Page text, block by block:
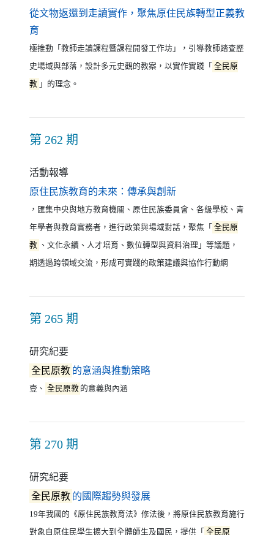
從文物返還到走讀實作，聚焦原住民族轉型正義教
育
極推動「教師走讀課程暨課程開發工作坊」，引導教師踏查歷
史場域與部落，設計多元史觀的教案，以實作實踐「 全民原
教 」的理念。
第 262 期
活動報導
原住民族教育的未來：傳承與創新（另開新視窗）
，匯集中央與地方教育機關、原住民族委員會、各級學校、青
年學者與教育實務者，進行政策與場域對話，聚焦「 全民原
教 、文化永續、人才培育、數位轉型與資料治理」等議題，
期透過跨領域交流，形成可實踐的政策建議與協作行動網
第 265 期
研究紀要
全民原教 的意涵與推動策略（另開新視窗）
壹、 全民原教 的意義與內涵
第 270 期
研究紀要
全民原教 的國際趨勢與發展（另開新視窗）
19年我國的《原住民族教育法》修法後，將原住民族教育施行
對象自原住民學生擴大到全體師生及國民，提供「 全民原